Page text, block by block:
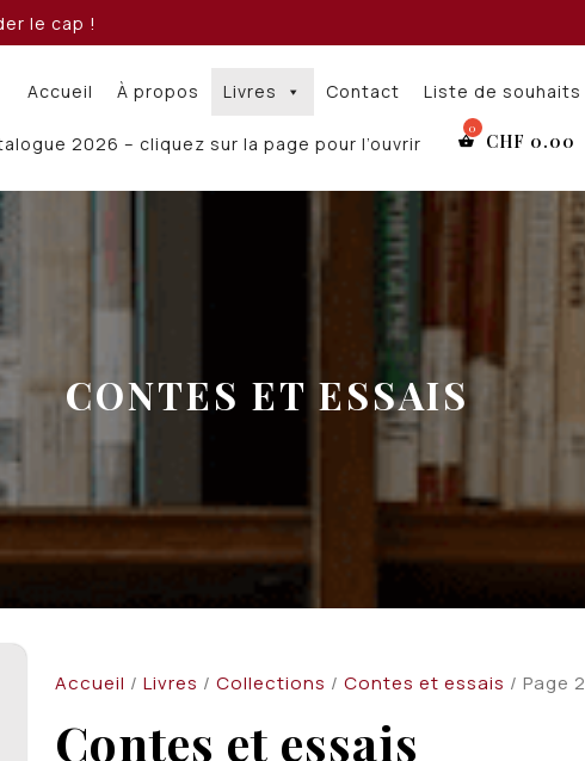
le cap !
Accueil À propos Livres Contact Liste de souhaits
2026 – cliquez sur la page pour l’ouvrir CHF 0.00
CONTES ET ESSAIS
Accueil / Livres / Collections / Contes et essais / Page 2
Contes et essais